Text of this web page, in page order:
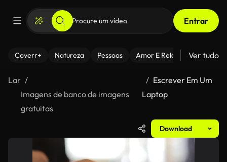
Entrar
Coverr+ Natureza Pessoas Amor E Relacionamentos
Ver tudo
Lar
Imagens de banco de imagens
gratuitas
Escrever Em Um
Laptop
Download